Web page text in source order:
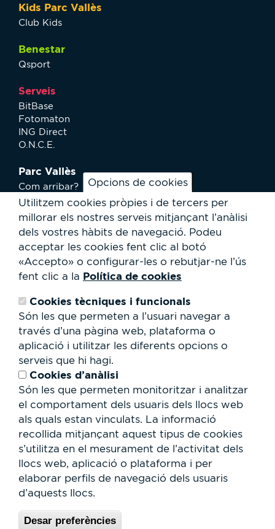
Opcions de cookies
Utilitzem cookies pròpies i de tercers per
millorar els nostres serveis mitjançant l’anàlisi
dels vostres hàbits de navegació. Podeu
acceptar les cookies fent clic al botó
«Accepto» o configurar-les o rebutjar-ne l’ús
fent clic a la Política de cookies
Cookies tècniques i funcionals
Són les que permeten a l’usuari navegar a
través d’una pàgina web, plataforma o
aplicació i utilitzar les diferents opcions o
serveis que hi hagi.
Cookies d’anàlisi
Són les que permeten monitoritzar i analitzar
el comportament dels usuaris dels llocs web
als quals estan vinculats. La informació
recollida mitjançant aquest tipus de cookies
s’utilitza en el mesurament de l’activitat dels
llocs web, aplicació o plataforma i per
elaborar perfils de navegació dels usuaris
d’aquests llocs.
Desar preferències
Kids Parc Vallès
Club Kids
Benestar
Qsport
Serveis
BitBase
Fotomaton
ING Direct
O.N.C.E.
Parc Vallès
Com arribar?
Plànol
Activitats
Serveis a l'usuari
Club Staff
Qui som?
Contacte
Cessió d'espais
RSC
Formulari
de
cerca
Cerca